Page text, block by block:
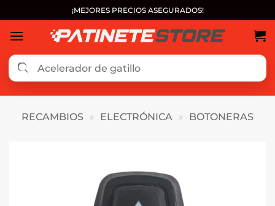
al
contenido
¡MEJORES PRECIOS ASEGURADOS!
RECAMBIOS » ELECTRÓNICA » BOTONERAS